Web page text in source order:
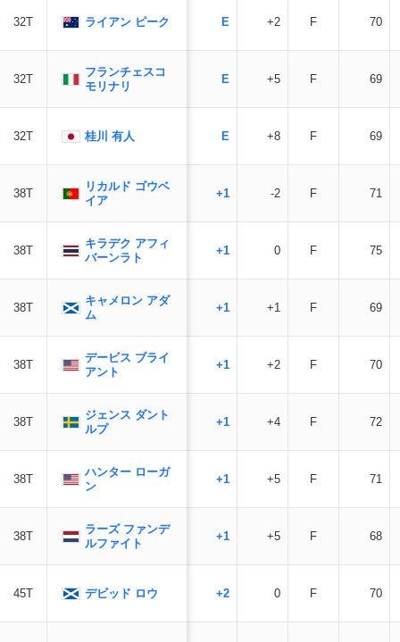
32T ライアン ピーク
32T
フランチェスコ
モリナリ
32T 桂川 有人
38T
リカルド ゴウベ
イア
38T
キラデク アフィ
バーンラト
38T
キャメロン アダ
ム
38T
デービス ブライ
アント
38T
ジェンス ダント
ルプ
38T
ハンター ローガ
ン
38T
ラーズ ファンデ
ルファイト
45T デビッド ロウ
E +2 F 70
E +5 F 69
E +8 F 69
+1 -2 F 71
+1 0 F 75
+1 +1 F 69
+1 +2 F 70
+1 +4 F 72
+1 +5 F 71
+1 +5 F 68
+2 0 F 70